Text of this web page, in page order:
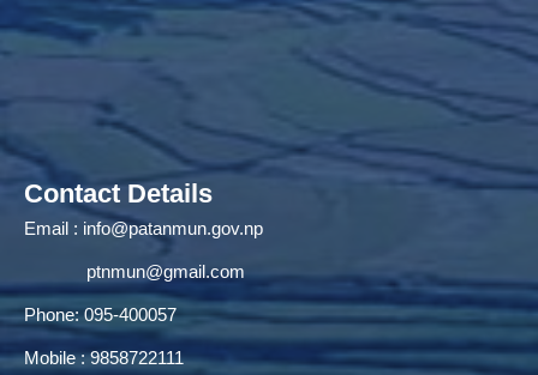
Contact Details
Email : info@patanmun.gov.np
ptnmun@gmail.com
Phone: 095-400057
Mobile : 9858722111